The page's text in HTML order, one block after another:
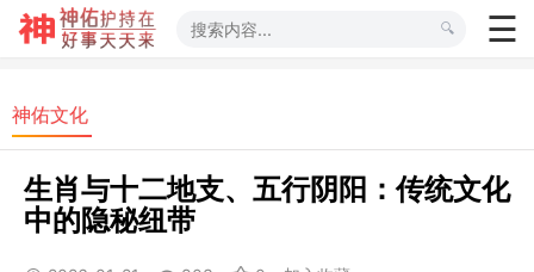
神佑文化
生肖与十二地支、五行阴阳：传统文化
中的隐秘纽带